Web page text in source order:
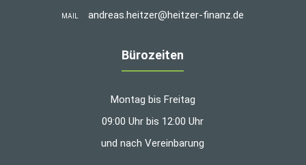
MAIL andreas.heitzer@heitzer-finanz.de
Bürozeiten
Montag bis Freitag
09:00 Uhr bis 12:00 Uhr
und nach Vereinbarung